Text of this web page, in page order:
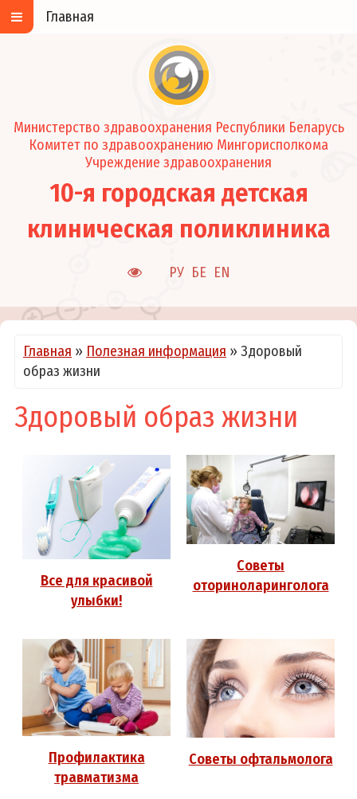
Министерство здравоохранения Республики Беларусь
Комитет по здравоохранению Мингорисполкома
Учреждение здравоохранения
10-я городская детская
клиническая поликлиника
РУ БЕ EN
Главная
Главная » Полезная информация » Здоровый
образ жизни
Здоровый образ жизни
Все для красивой
улыбки!
Советы
оториноларинголога
Профилактика
травматизма
Советы офтальмолога